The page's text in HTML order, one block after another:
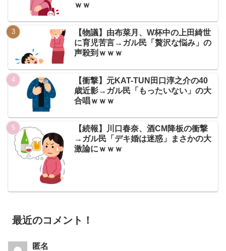
ｗｗ
【物議】由布菜月、W杯中の上田綺世
に育児苦言→ガル民「贅沢な悩み」の
声殺到ｗｗｗ
【衝撃】元KAT-TUN田口淳之介の40
歳近影→ガル民「もったいない」の大
合唱ｗｗｗ
【続報】川口春奈、酒CM降板の衝撃
→ガル民「デキ婚は迷惑」まさかの大
激論にｗｗｗ
最近のコメント！
匿名